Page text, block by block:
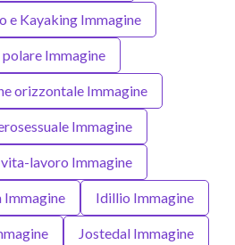
e Kayaking Immagine
Immagine
orizzontale Immagine
Immagine
lavoro Immagine
Immagine Idillio Immagine
Jostedal Immagine